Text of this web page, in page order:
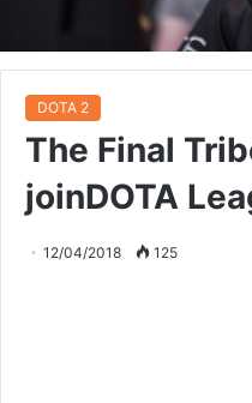
DOTA 2
The Final
joinDOTA
12/04/2018 125